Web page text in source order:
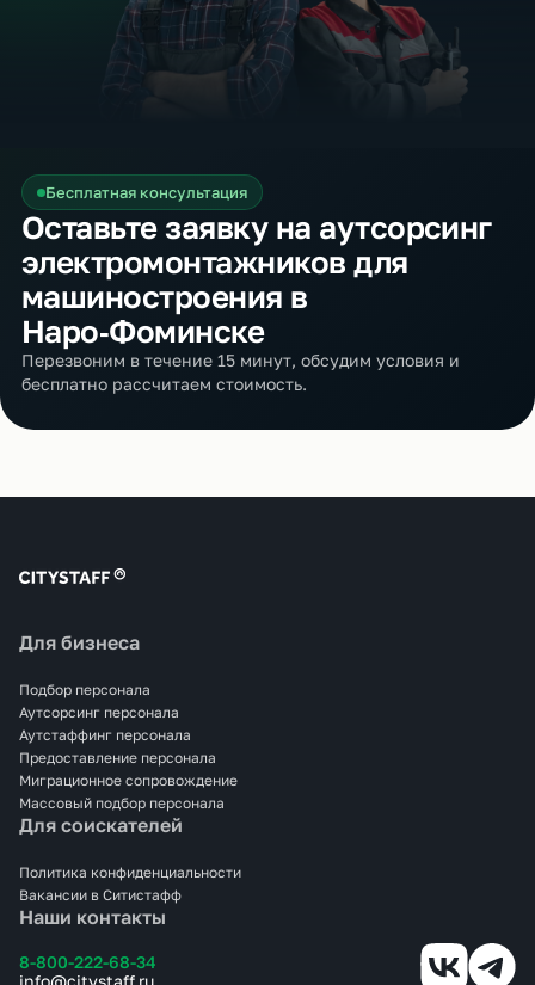
Бесплатная консультация
Оставьте заявку на аутсорсинг
электромонтажников для
машиностроения в
Наро‑Фоминске
Перезвоним в течение 15 минут, обсудим условия и
бесплатно рассчитаем стоимость.
Наши контакты
8-800-222-68-34
info@citystaff.ru
Для бизнеса
Подбор персонала
Аутсорсинг персонала
Аутстаффинг персонала
Предоставление персонала
Миграционное сопровождение
Массовый подбор персонала
Для соискателей
Политика конфиденциальности
Вакансии в Ситистафф